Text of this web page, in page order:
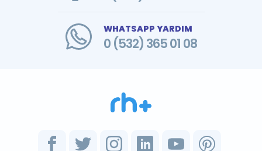
WHATSAPP YARDIM
0 (532) 365 01 08